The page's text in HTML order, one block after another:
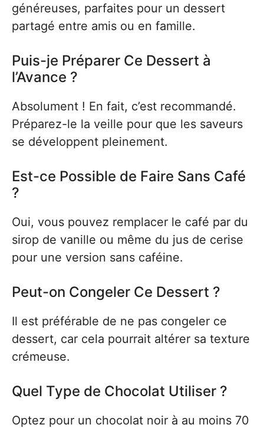
généreuses, parfaites pour un dessert
partagé entre amis ou en famille.
Puis-je Préparer Ce Dessert à
l’Avance ?
Absolument ! En fait, c’est recommandé.
Préparez-le la veille pour que les saveurs
se développent pleinement.
Est-ce Possible de Faire Sans Café
?
Oui, vous pouvez remplacer le café par du
sirop de vanille ou même du jus de cerise
pour une version sans caféine.
Peut-on Congeler Ce Dessert ?
Il est préférable de ne pas congeler ce
dessert, car cela pourrait altérer sa texture
crémeuse.
Quel Type de Chocolat Utiliser ?
Optez pour un chocolat noir à au moins 70